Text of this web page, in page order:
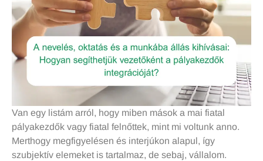
Van egy listám arról, hogy miben mások a mai fiatal
pályakezdők vagy fiatal felnőttek, mint mi voltunk anno.
Merthogy megfigyelésen és interjúkon alapul, így
szubjektív elemeket is tartalmaz, de sebaj, vállalom.